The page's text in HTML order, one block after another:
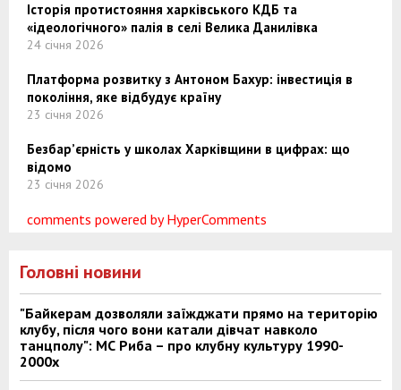
Історія протистояння харківського КДБ та
«ідеологічного» палія в селі Велика Данилівка
24 січня 2026
Платформа розвитку з Антоном Бахур: інвестиція в
покоління, яке відбудує країну
23 січня 2026
Безбар’єрність у школах Харківщини в цифрах: що
відомо
23 січня 2026
comments powered by HyperComments
Головні новини
"Байкерам дозволяли заїжджати прямо на територію
клубу, після чого вони катали дівчат навколо
танцполу": МС Риба – про клубну культуру 1990-
2000х